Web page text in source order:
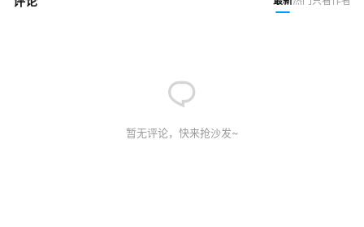
暂无评论，快来抢沙发~